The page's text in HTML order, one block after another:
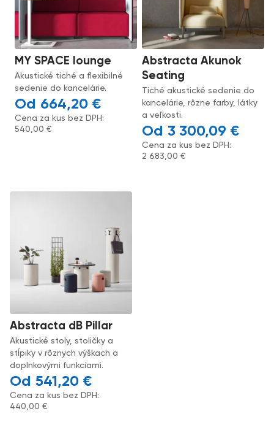
MY SPACE lounge
Akustické tiché a flexibilné
sedenie do kancelárie.
664,20 €
Cena za kus bez DPH:
540,00€
Abstracta Akunok
Seating
Tiché akustické sedenie do
kancelárie, rôzne farby, látky
a veľkosti.
3 300,09 €
Cena za kus bez DPH:
2 683,00€
Abstracta dB Pillar
Akustické stoly, stoličky a
stĺpiky v rôznych výškach a
doplnkovými funkciami.
541,20 €
Cena za kus bez DPH:
440,00 €